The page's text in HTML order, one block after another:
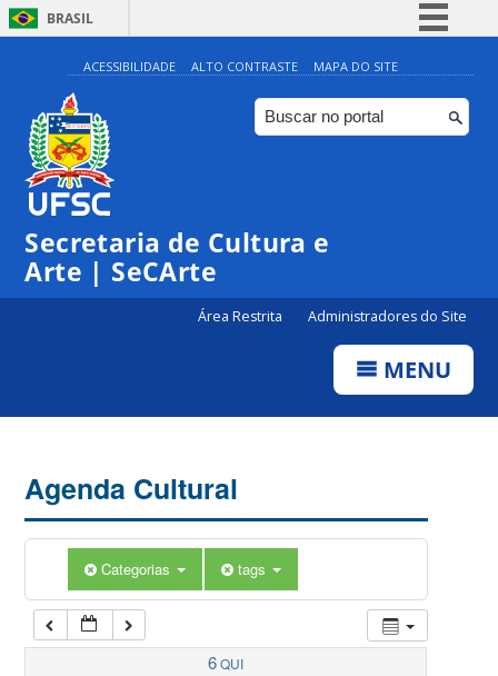
BRASIL
Simplifique!
Comunica BR
Participe
ACESSIBILIDADE ALTO CONTRASTE MAPA DO SITE
Secretaria de Cultura e
Arte | SeCArte
Área Restrita Administradores do Site
MENU
Agenda Cultural
Categorias tags
6QUI